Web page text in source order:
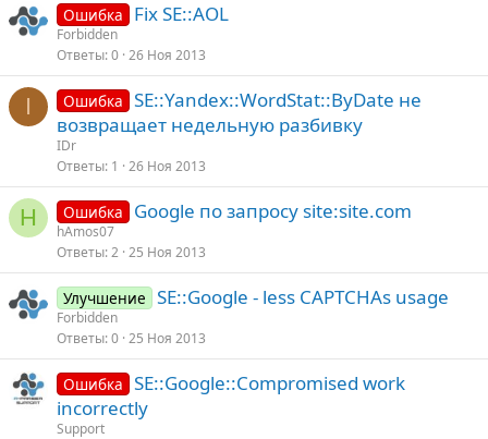
Ошибка Fix SE::AOL
Forbidden
Ответы 0 26 Ноя 2013
I Ошибка SE::Yandex::WordStat::ByDate не
возвращает недельную разбивку
IDr
Ответы 1 26 Ноя 2013
H Ошибка Google по запросу site:site.com
hAmos07
Ответы 2 25 Ноя 2013
Улучшение SE::Google - less CAPTCHAs usage
Forbidden
Ответы 0 25 Ноя 2013
Ошибка SE::Google::Compromised work
incorrectly
Support